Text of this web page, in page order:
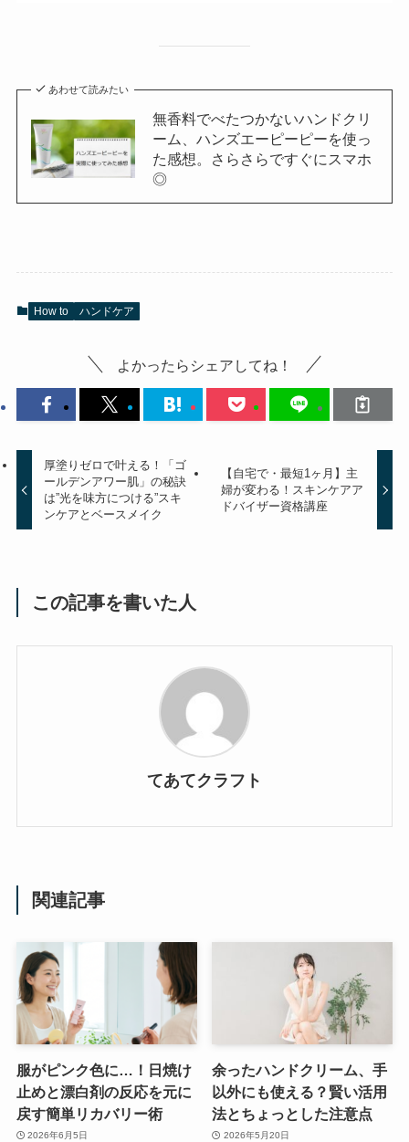
あわせて読みたい
無香料でべたつかないハンドクリ
ーム、ハンズエーピーピーを使っ
た感想。さらさらですぐにスマホ
◎
How to ハンドケア
よかったらシェアしてね！
厚塗りゼロで叶える！「ゴ
ールデンアワー肌」の秘訣
は”光を味方につける”スキ
ンケアとベースメイク
【自宅で・最短1ヶ月】主
婦が変わる！スキンケアア
ドバイザー資格講座
この記事を書いた人
てあてクラフト
関連記事
服がピンク色に…！日焼け
止めと漂白剤の反応を元に
戻す簡単リカバリー術
2026年6月5日
余ったハンドクリーム、手
以外にも使える？賢い活用
法とちょっとした注意点
2026年5月20日